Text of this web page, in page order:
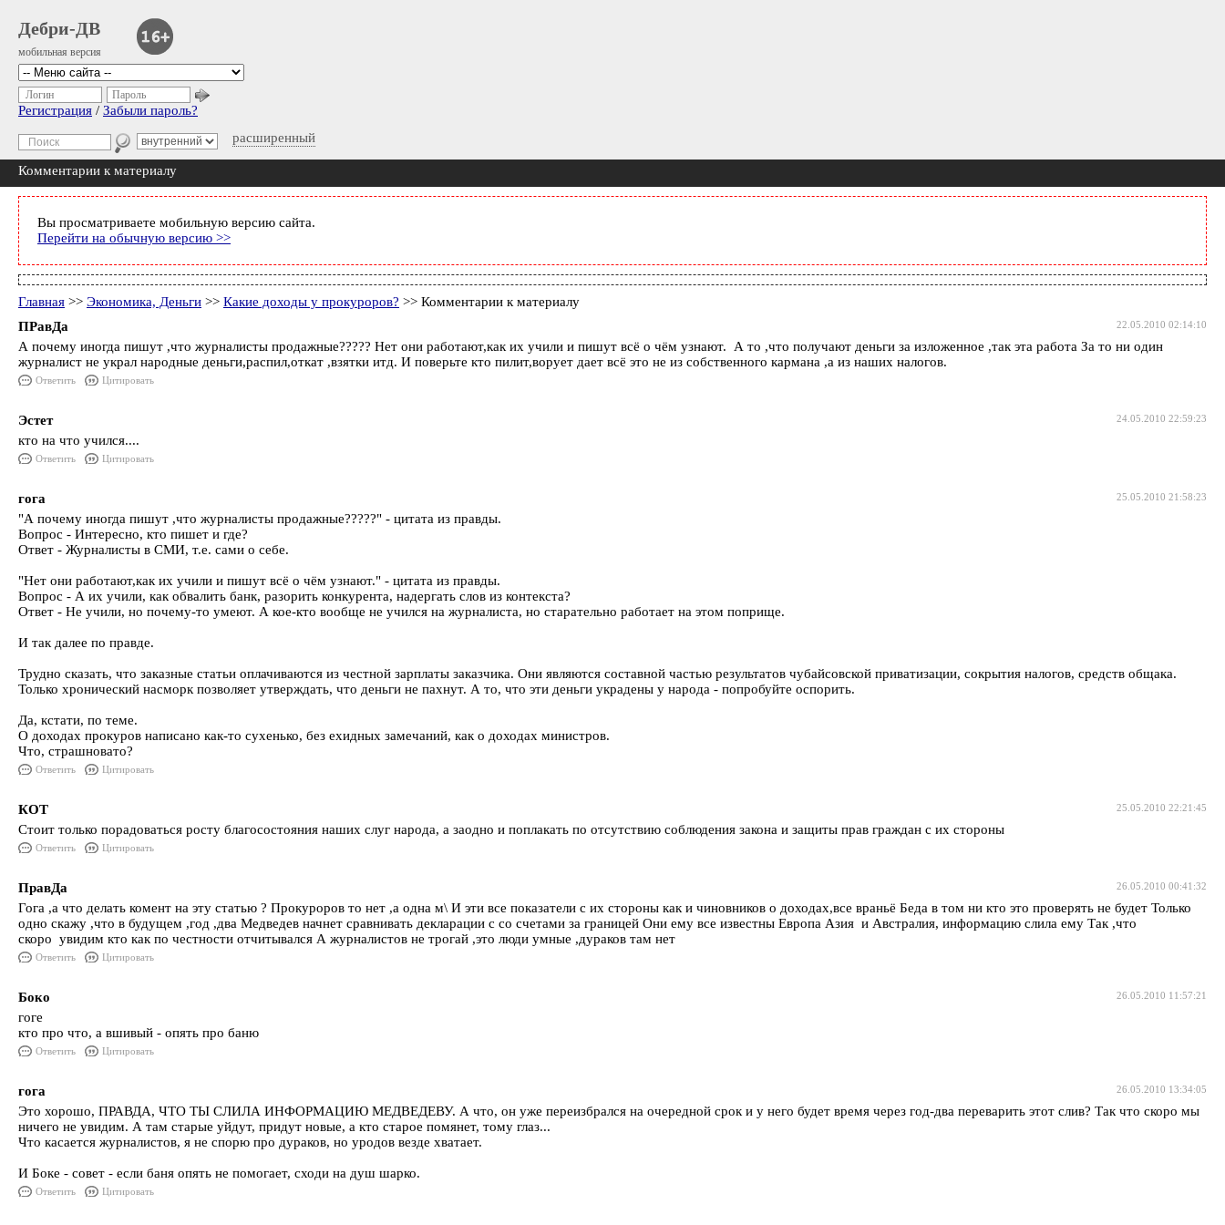
Дебри-ДВ
мобильная версия
расширенный
Логин Пароль
Регистрация / Забыли пароль?
Комментарии к материалу
Вы просматриваете мобильную версию сайта.
Перейти на обычную версию >>
Главная >> Экономика, Деньги >> Какие доходы у прокуроров? >> Комментарии к материалу
22.05.2010 02:14:10
ПРавДа
А почему иногда пишут ,что журналисты продажные????? Нет они работают,как их учили и пишут всё о чём узнают. А то ,что получают деньги за изложенное ,так эта работа За то ни один
журналист не украл народные деньги,распил,откат ,взятки итд. И поверьте кто пилит,ворует дает всё это не из собственного кармана ,а из наших налогов.
Ответить Цитировать
24.05.2010 22:59:23
Эстет
кто на что учился....
Ответить Цитировать
25.05.2010 21:58:23
гога
"А почему иногда пишут ,что журналисты продажные?????" - цитата из правды.
Вопрос - Интересно, кто пишет и где?
Ответ - Журналисты в СМИ, т.е. сами о себе.
"Нет они работают,как их учили и пишут всё о чём узнают." - цитата из правды.
Вопрос - А их учили, как обвалить банк, разорить конкурента, надергать слов из контекста?
Ответ - Не учили, но почему-то умеют. А кое-кто вообще не учился на журналиста, но старательно работает на этом поприще.
И так далее по правде.
Трудно сказать, что заказные статьи оплачиваются из честной зарплаты заказчика. Они являются составной частью результатов чубайсовской приватизации, сокрытия налогов, средств общака.
Только хронический насморк позволяет утверждать, что деньги не пахнут. А то, что эти деньги украдены у народа - попробуйте оспорить.
Да, кстати, по теме.
О доходах прокуров написано как-то сухенько, без ехидных замечаний, как о доходах министров.
Что, страшновато?
Ответить Цитировать
25.05.2010 22:21:45
КОТ
Стоит только порадоваться росту благосостояния наших слуг народа, а заодно и поплакать по отсутствию соблюдения закона и защиты прав граждан с их стороны
Ответить Цитировать
26.05.2010 00:41:32
ПравДа
Гога ,а что делать комент на эту статью ? Прокуроров то нет ,а одна м\ И эти все показатели с их стороны как и чиновников о доходах,все враньё Беда в том ни кто это проверять не будет Только
одно скажу ,что в будущем ,год ,два Медведев начнет сравнивать декларации с со счетами за границей Они ему все известны Европа Азия и Австралия, информацию слила ему Так ,что
скоро увидим кто как по честности отчитывался А журналистов не трогай ,это люди умные ,дураков там нет
Ответить Цитировать
26.05.2010 11:57:21
Боко
гоге
кто про что, а вшивый - опять про баню
Ответить Цитировать
26.05.2010 13:34:05
гога
Это хорошо, ПРАВДА, ЧТО ТЫ СЛИЛА ИНФОРМАЦИЮ МЕДВЕДЕВУ. А что, он уже переизбрался на очередной срок и у него будет время через год-два переварить этот слив? Так что скоро мы
ничего не увидим. А там старые уйдут, придут новые, а кто старое помянет, тому глаз...
Что касается журналистов, я не спорю про дураков, но уродов везде хватает.
И Боке - совет - если баня опять не помогает, сходи на душ шарко.
Ответить Цитировать